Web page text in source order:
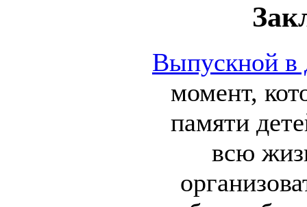
Выпускной в
момент,
памяти
всю